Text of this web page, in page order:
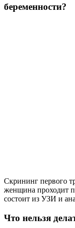
беременности?
Скрининг первого
женщина проходит
состоит из УЗИ и
Что нельзя